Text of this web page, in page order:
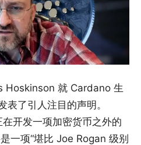
Hoskinson 就 Cardano 生
了引人注目的声明。
开发一项加密货币之外的
一项“堪比 Joe Rogan 级别